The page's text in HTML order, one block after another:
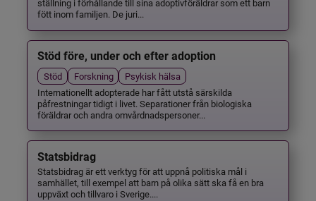
ställning i förhållande till sina adoptivföräldrar som ett barn
fött inom familjen. De juri...
Stöd före, under och efter adoption
Stöd Forskning
Psykisk hälsa
Internationellt adopterade har fått utstå särskilda
påfrestningar tidigt i livet. Separationer från biologiska
föräldrar och andra omvårdnadspersoner...
Statsbidrag
Statsbidrag är ett verktyg för att uppnå politiska mål i
samhället, till exempel att barn på olika sätt ska få en bra
uppväxt och tillvaro i Sverige....